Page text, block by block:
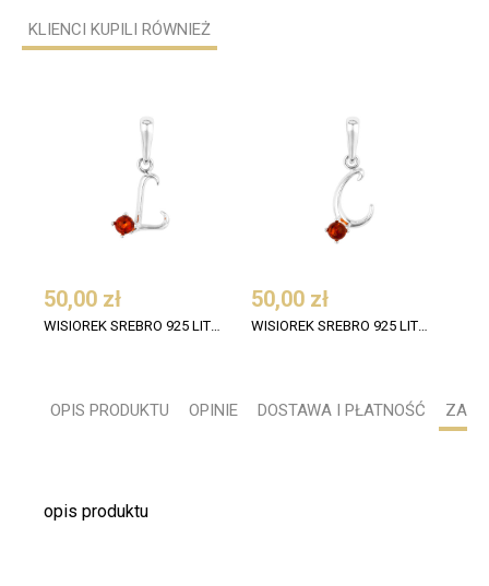
KLIENCI KUPILI RÓWNIEŻ
50,00 zł 50,00 zł
OPIS PRODUKTU OPINIE DOSTAWA I PŁATNOŚĆ
opis produktu